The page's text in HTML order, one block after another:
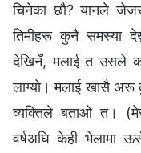
चिनेका छौ? यानले
तिमीहरू कुनै समस्या
देखिनँ, मलाई त उसले
लाग्यो। मलाई खासै अरू
व्यक्तिले बताओ त।
वर्षअघि केही भेलामा